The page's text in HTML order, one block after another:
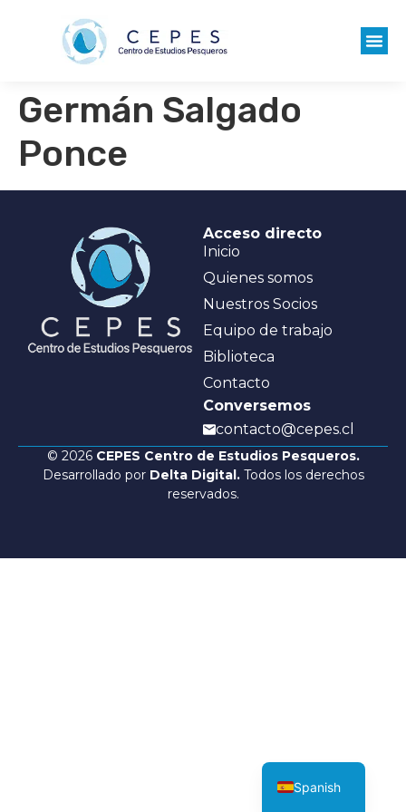
Germán Salgado
Ponce
Acceso directo
Inicio
Quienes somos
Nuestros Socios
Equipo de trabajo
Biblioteca
Contacto
Conversemos
contacto@cepes.cl
© 2026 CEPES Centro de Estudios Pesqueros.
Desarrollado por Delta Digital.Todos los derechos
reservados.
Spanish